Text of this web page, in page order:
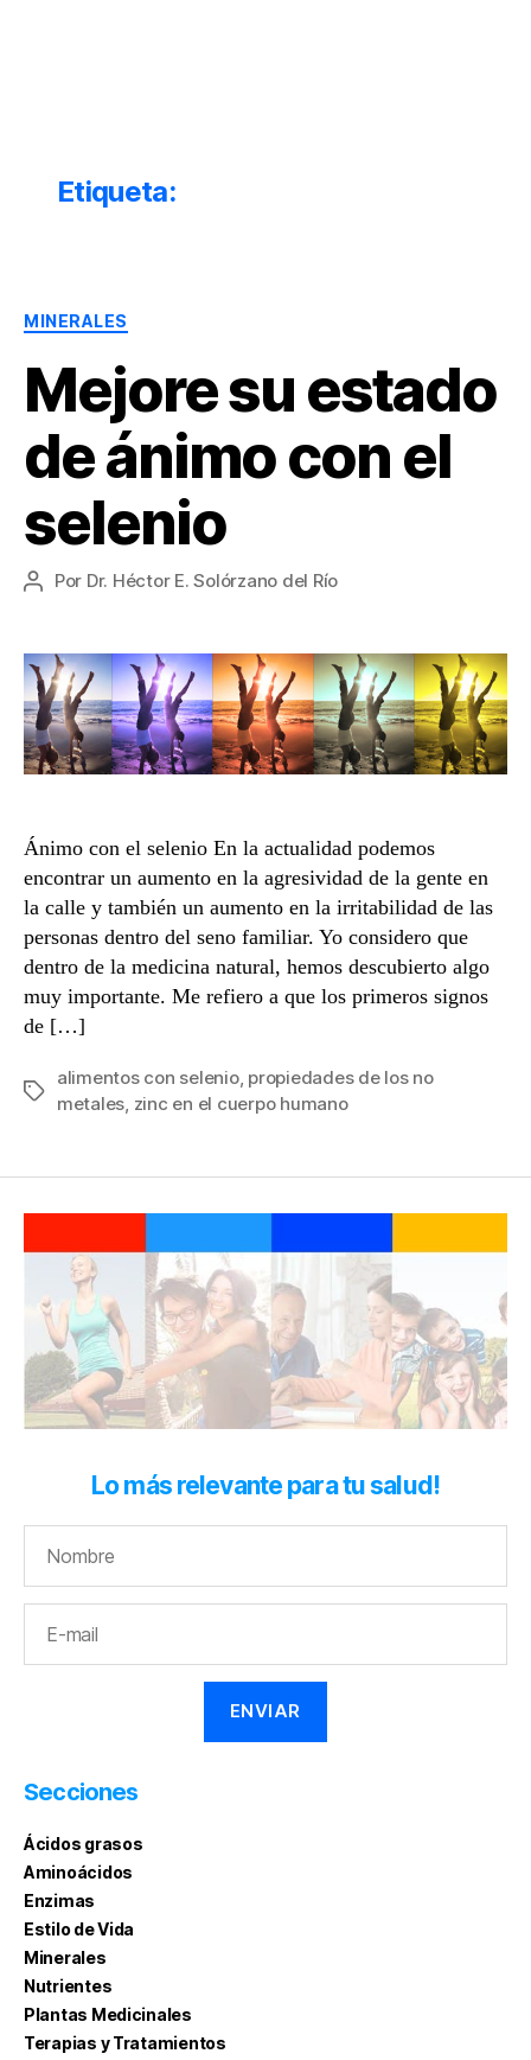
Terapia
Bioquímica
y
Etiqueta:
MINERALES
Mejore su estado
de ánimo con el
selenio
Autor
entrada
Por Dr. Héctor E. Solórzano del Río
Ánimo con el selenio En la actualidad podemos
encontrar un aumento en la agresividad de la gente en
la calle y también un aumento en la irritabilidad de las
personas dentro del seno familiar. Yo considero que
dentro de la medicina natural, hemos descubierto algo
muy importante. Me refiero a que los primeros signos
de […]
Etiquetas
alimentos con selenio, propiedades de los no
metales, zinc en el cuerpo humano
Lo más relevante para tu salud!
Secciones
Ácidos grasos
Aminoácidos
Enzimas
Estilo de Vida
Minerales
Nutrientes
Plantas Medicinales
Terapias y Tratamientos